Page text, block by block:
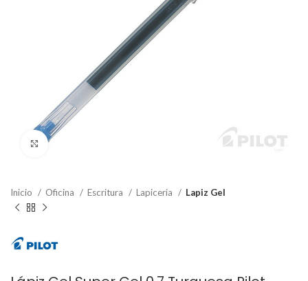
Clic para ampliar
Inicio Oficina Escritura Lapiceria Lapiz Gel